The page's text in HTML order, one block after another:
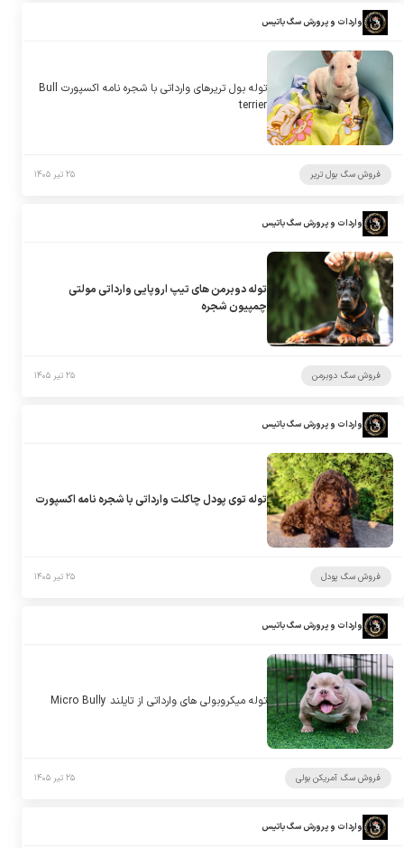
واردات و پرورش سگ باتیس
توله بول تریرهای وارداتی با شجره نامه اکسپورت Bull
terrier
فروش سگ بول تریر ۲۵ تیر ۱۴۰۵
واردات و پرورش سگ باتیس
توله دوبرمن های تیپ اروپایی وارداتی مولتی
چمپیون شجره
فروش سگ دوبرمن ۲۵ تیر ۱۴۰۵
واردات و پرورش سگ باتیس
توله توی پودل چاکلت وارداتی با شجره نامه اکسپورت
فروش سگ پودل ۲۵ تیر ۱۴۰۵
واردات و پرورش سگ باتیس
توله میکروبولی های وارداتی از تایلند Micro Bully
فروش سگ آمریکن بولی ۲۵ تیر ۱۴۰۵
واردات و پرورش سگ باتیس